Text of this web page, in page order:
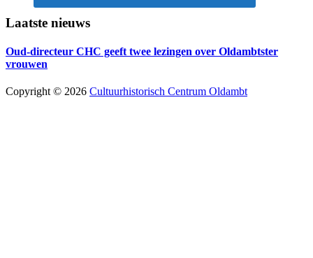
Laatste nieuws
Oud-directeur CHC geeft twee lezingen over Oldambtster
vrouwen
Copyright © 2026 Cultuurhistorisch Centrum Oldambt